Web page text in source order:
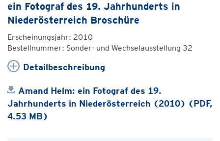
ein Fotograf des 19. Jahrhunderts in
Niederösterreich Broschüre
Erscheinungsjahr: 2010
Bestellnummer: Sonder- und Wechselausstellung 32
Detailbeschreibung
Amand Helm: ein Fotograf des 19.
Jahrhunderts in Niederösterreich (2010) (PDF,
4.53 MB)